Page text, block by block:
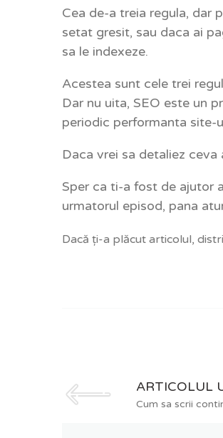
Cea de-a treia regula, dar
setat gresit, sau daca ai
sa le indexeze.
Acestea sunt cele trei
Dar nu uita, SEO este un
periodic performanta site-
Daca vrei sa detaliez
Sper ca ti-a fost de ajutor
urmatorul episod, pana
Dacă ți-a plăcut articolul,
ARTICOLUL
Cum sa scrii